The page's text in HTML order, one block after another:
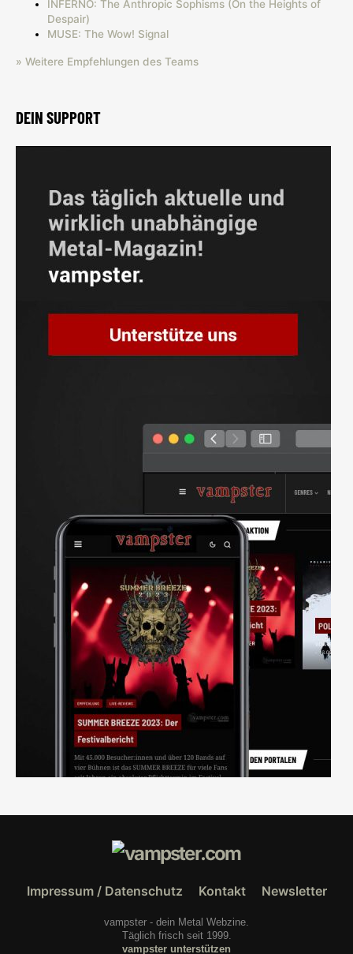
INFERNO: The Anthropic Sophisms (On the Heights of
Despair)
MUSE: The Wow! Signal
» Weitere Empfehlungen des Teams
DEIN SUPPORT
Impressum / Datenschutz Kontakt Newsletter
vampster - dein Metal Webzine.
Täglich frisch seit 1999.
vampster unterstützen